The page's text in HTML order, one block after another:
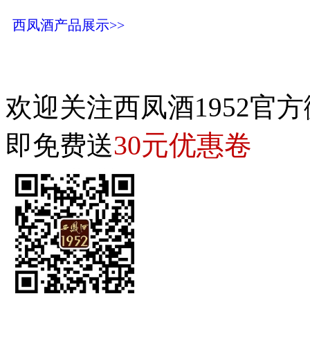
西凤酒产品展示>>
欢迎关注西凤酒1952官
即免费送30元优惠卷